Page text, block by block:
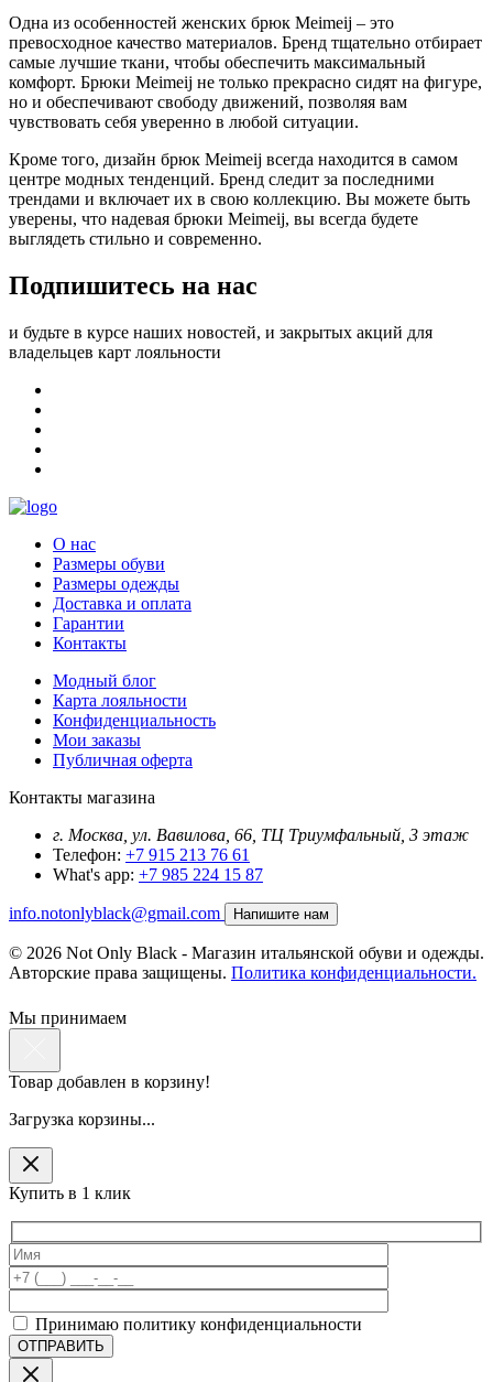
Одна из особенностей женских брюк Meimeij – это
превосходное качество материалов. Бренд тщательно отбирает
самые лучшие ткани, чтобы обеспечить максимальный
комфорт. Брюки Meimeij не только прекрасно сидят на фигуре,
но и обеспечивают свободу движений, позволяя вам
чувствовать себя уверенно в любой ситуации.
Кроме того, дизайн брюк Meimeij всегда находится в самом
центре модных тенденций. Бренд следит за последними
трендами и включает их в свою коллекцию. Вы можете быть
уверены, что надевая брюки Meimeij, вы всегда будете
выглядеть стильно и современно.
Подпишитесь на нас
и будьте в курсе наших новостей, и закрытых акций для
владельцев карт лояльности
О нас
Размеры обуви
Размеры одежды
Доставка и оплата
Гарантии
Контакты
Модный блог
Карта лояльности
Конфиденциальность
Мои заказы
Публичная оферта
Контакты магазина
г. Москва, ул. Вавилова, 66, ТЦ Триумфальный, 3 этаж
Телефон: +7 915 213 76 61
What's app: +7 985 224 15 87
info.notonlyblack@gmail.com Напишите нам
© 2026 Not Only Black - Магазин итальянской обуви и одежды.
Авторские права защищены. Политика конфиденциальности.
Мы принимаем
Товар добавлен в корзину!
Загрузка корзины...
Купить в 1 клик
Принимаю политику конфиденциальности